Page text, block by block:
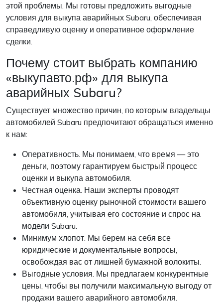
этой проблемы. Мы готовы предложить выгодные
условия для выкупа аварийных Subaru, обеспечивая
справедливую оценку и оперативное оформление
сделки.
Почему стоит выбрать компанию
«выкупавто.рф» для выкупа
аварийных Subaru?
Существует множество причин, по которым владельцы
автомобилей Subaru предпочитают обращаться именно
к нам:
Оперативность. Мы понимаем, что время — это
деньги, поэтому гарантируем быстрый процесс
оценки и выкупа автомобиля.
Честная оценка. Наши эксперты проводят
объективную оценку рыночной стоимости вашего
автомобиля, учитывая его состояние и спрос на
модели Subaru.
Минимум хлопот. Мы берем на себя все
юридические и документальные вопросы,
освобождая вас от лишней бумажной волокиты.
Выгодные условия. Мы предлагаем конкурентные
цены, чтобы вы получили максимальную выгоду от
продажи вашего аварийного автомобиля.